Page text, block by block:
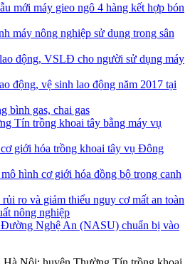
mới máy gieo ngô 4 hàng kết hợp bón
máy nông nghiệp sử dụng trong sân
động, VSLĐ cho người sử dụng máy
động, vệ sinh lao động năm 2017 tại
bình gas, chai gas
Tín trồng khoai tây bằng máy vụ
giới hóa trồng khoai tây vụ Đông
hình cơ giới hóa đồng bộ trong canh
ro và giảm thiểu nguy cơ mất an toàn
nông nghiệp
Nghệ An (NASU) chuẩn bị vào